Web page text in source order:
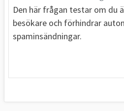
Den här frågan testar om du
besökare och förhindrar
spaminsändningar.